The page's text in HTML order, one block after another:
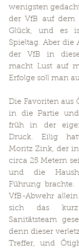
wenigsten
der VfB auf dem
Glück, und es
Spieltag. Aber die
der VfB in
macht Lust auf
Erfolge soll man
Die Favoriten aus
in die Partie
früh in der
Druck. Eilig
Moritz Zink, der
circa 25 Metern
und die
Führung
VfB-Abwehr
sich das
Sanitätsteam
denn dieser
Treffer, und